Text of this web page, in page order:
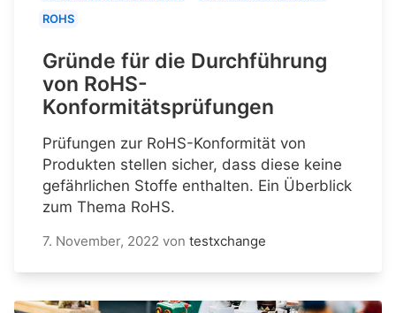
ROHS
Gründe für die Durchführung
von RoHS-
Konformitätsprüfungen
Prüfungen zur RoHS-Konformität von
Produkten stellen sicher, dass diese keine
gefährlichen Stoffe enthalten. Ein Überblick
zum Thema RoHS.
7. November, 2022 von testxchange